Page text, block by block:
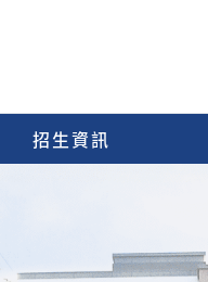
招生資訊